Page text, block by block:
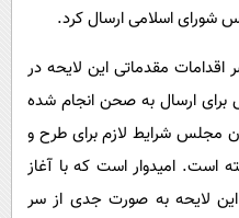
شورای اسلامی ارسال کرد.
مقدماتی این لایحه در
ارسال به صحن انجام شده
مجلس شرایط لازم برای طرح و
است. امیدوار است که با آغاز
لایحه به صورت جدی از سر